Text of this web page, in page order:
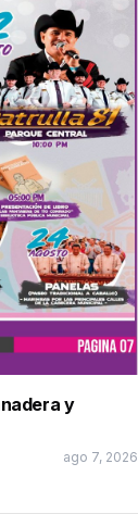
y
ago 7, 2026